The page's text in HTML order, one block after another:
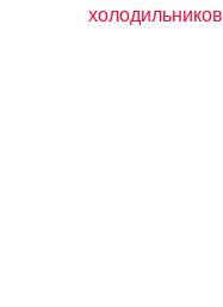
холодильников